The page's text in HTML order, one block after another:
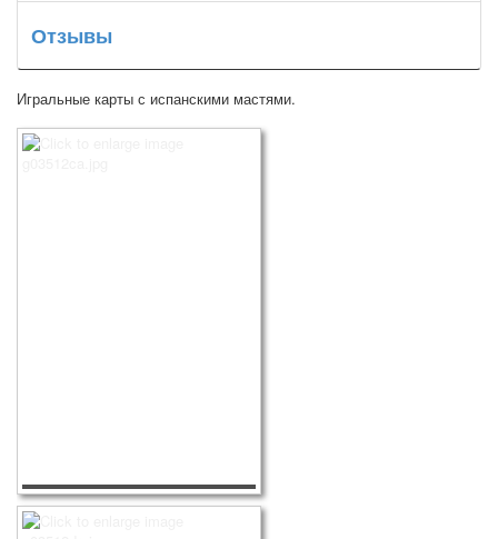
Отзывы
Игральные карты с испанскими мастями.